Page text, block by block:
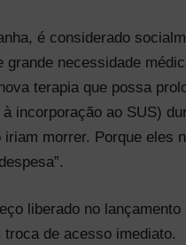
é considerado
grande necessidade
terapia que possa
incorporação ao SUS)
morrer. Porque eles
liberado no
de acesso imediato.